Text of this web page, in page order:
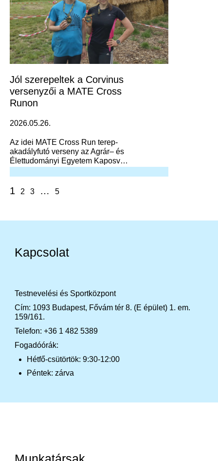
Jól szerepeltek a Corvinus
versenyzői a MATE Cross
Runon
2026.05.26.
Az idei MATE Cross Run terep-
akadályfutó verseny az Agrár– és
Élettudományi Egyetem Kaposvári
1 2 3 … 5
Kapcsolat
Testnevelési és Sportközpont
Cím: 1093 Budapest, Fővám tér 8. (E épület) 1. em.
159/161.
Telefon: +36 1 482 5389
Fogadóórák:
Hétfő-csütörtök: 9:30-12:00
Péntek: zárva